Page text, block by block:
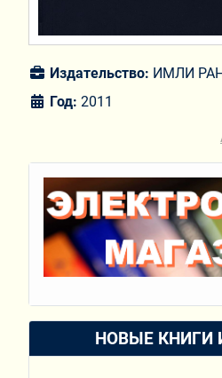
Издательство: ИМЛИ
Год: 2011
НОВЫЕ КНИГИ